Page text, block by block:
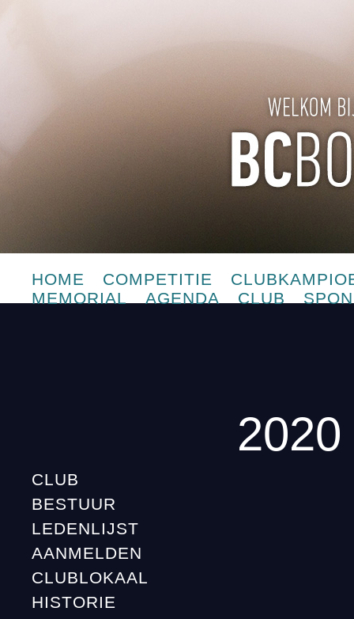
HOME COMPETITIE
MEMORIAL
AGENDA CLUB
CLUB
BESTUUR
LEDENLIJST
AANMELDEN
CLUBLOKAAL
HISTORIE
2020